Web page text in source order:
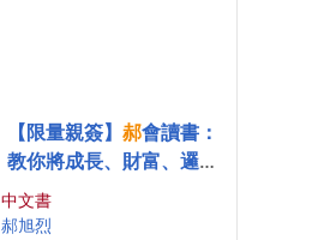
【限量親簽】郝會讀書：
教你將成長、財富、邏輯
與教養的經典智慧，轉化
成人生可用的觀點
中文書
郝旭烈